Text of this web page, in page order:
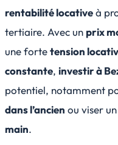
rentabilité locativeà
tertiaire. Avec un prix
une fortetension
constante, investir à
potentiel, notamment
dans l’ancien ou viser un
main.